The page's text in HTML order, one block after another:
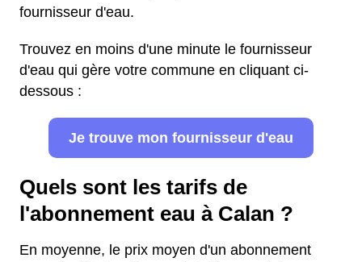
fournisseur d'eau.
Trouvez en moins d'une minute le fournisseur
d'eau qui gère votre commune en cliquant ci-
dessous :
Je trouve mon fournisseur d'eau
Quels sont les tarifs de
l'abonnement eau à Calan ?
En moyenne, le prix moyen d'un abonnement